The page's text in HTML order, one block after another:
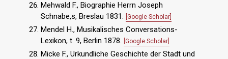
Mehwald F., Biographie Herrn Joseph
Schnabe,s, Breslau 1831. [Google Scholar]
Mendel H., Musikalisches Conversations-
Lexikon, t. 9, Berlin 1878. [Google Scholar]
Micke F., Urkundliche Geschichte der Stadt und